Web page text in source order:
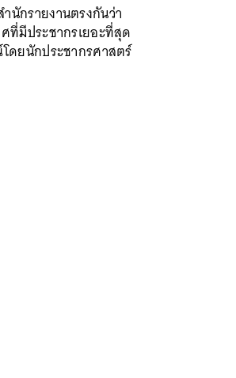
นักรายงานตรงกันว่า
ที่มีประชากรเยอะที่สุด
ดยนักประชากรศาสตร์